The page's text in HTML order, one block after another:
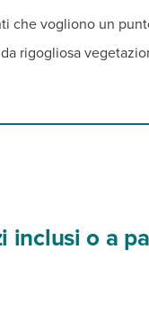
che vogliono un
rigogliosa
inclusi o a